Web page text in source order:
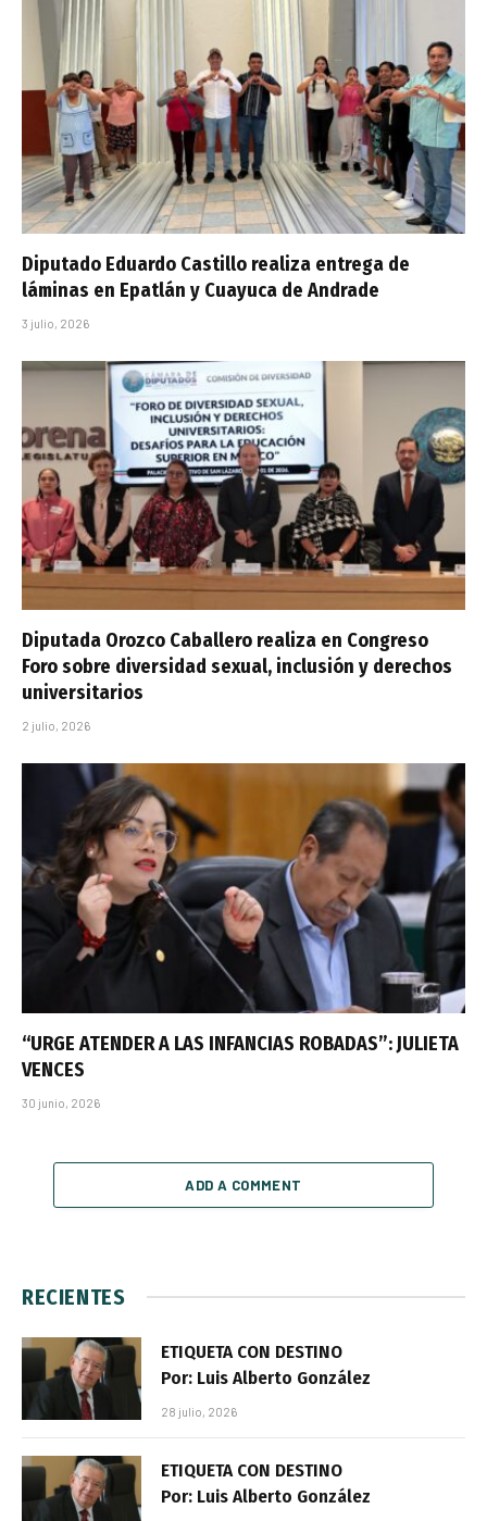
Diputado Eduardo Castillo realiza entrega de
láminas en Epatlán y Cuayuca de Andrade
3 julio, 2026
Diputada Orozco Caballero realiza en Congreso
Foro sobre diversidad sexual, inclusión y derechos
universitarios
2 julio, 2026
“URGE ATENDER A LAS INFANCIAS ROBADAS”: JULIETA
VENCES
30 junio, 2026
ADD A COMMENT
RECIENTES
ETIQUETA CON DESTINO
Por: Luis Alberto González
28 julio, 2026
ETIQUETA CON DESTINO
Por: Luis Alberto González